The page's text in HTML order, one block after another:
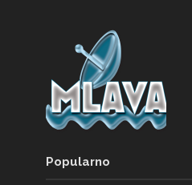
Popularno